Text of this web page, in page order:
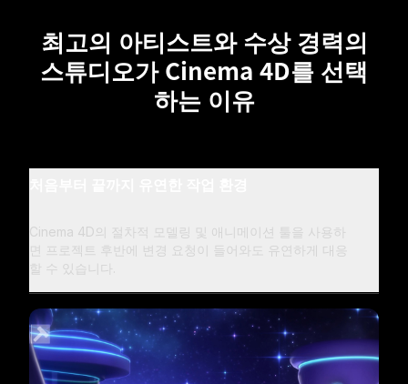
최고의 아티스트와 수상 경력의
스튜디오가 Cinema 4D를 선택
하는 이유
Cinema 4D의 절차적 모델링 및 애니메이션 툴을 사용하
면 프로젝트 후반에 변경 요청이 들어와도 유연하게 대응
할 수 있습니다.